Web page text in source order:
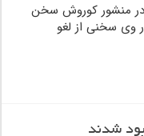
در منشور کوروش سخن
وی سخنی از لغو
شدند